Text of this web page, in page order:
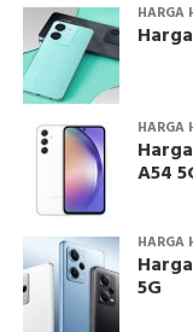
HARGA
HARGA
A54
HARGA
5G